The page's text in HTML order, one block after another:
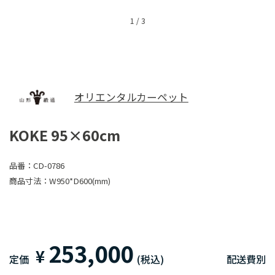
1 /3
オリエンタルカーペット
KOKE 95×60cm
品番： CD-0786
商品寸法： W950*D600(mm)
定価 ¥ 253,000 (税込) 配送費別